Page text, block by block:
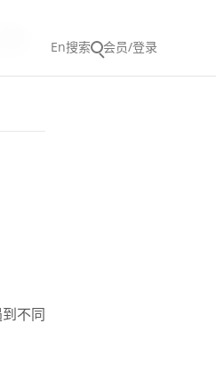
En搜索 会员/登录
不同